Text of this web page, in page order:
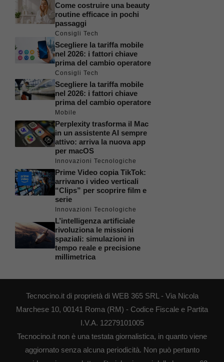
Come costruire una beauty
routine efficace in pochi
passaggi
Consigli Tech
Scegliere la tariffa mobile
nel 2026: i fattori chiave
prima del cambio operatore
Consigli Tech
Scegliere la tariffa mobile
nel 2026: i fattori chiave
prima del cambio operatore
Mobile
Perplexity trasforma il Mac
in un assistente AI sempre
attivo: arriva la nuova app
per macOS
Innovazioni Tecnologiche
Prime Video copia TikTok:
arrivano i video verticali
“Clips” per scoprire film e
serie
Innovazioni Tecnologiche
L’intelligenza artificiale
rivoluziona le missioni
spaziali: simulazioni in
tempo reale e precisione
millimetrica
Tecnocino.it di proprietà di WEB 365 SRL - Via Nicola
Marchese 10, 00141 Roma (RM) - Codice Fiscale e Partita
I.V.A. 12279101005
Tecnocino.it non è una testata giornalistica, in quanto viene
aggiornato senza alcuna periodicità. Non può pertanto